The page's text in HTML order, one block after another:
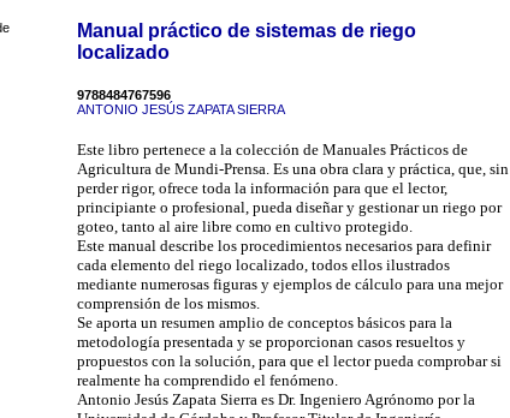
Manual práctico de sistemas de riego
localizado
9788484767596
ANTONIO JESÚS ZAPATA SIERRA
Este libro pertenece a la colección de Manuales Prácticos de
Agricultura de Mundi-Prensa. Es una obra clara y práctica, que, sin
perder rigor, ofrece toda la información para que el lector,
principiante o profesional, pueda diseñar y gestionar un riego por
goteo, tanto al aire libre como en cultivo protegido.
Este manual describe los procedimientos necesarios para definir
cada elemento del riego localizado, todos ellos ilustrados
mediante numerosas figuras y ejemplos de cálculo para una mejor
comprensión de los mismos.
Se aporta un resumen amplio de conceptos básicos para la
metodología presentada y se proporcionan casos resueltos y
propuestos con la solución, para que el lector pueda comprobar si
realmente ha comprendido el fenómeno.
Antonio Jesús Zapata Sierra es Dr. Ingeniero Agrónomo por la